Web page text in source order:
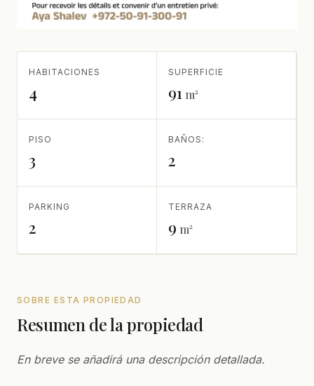
HABITACIONES
4
SUPERFICIE
91 m²
PISO
3
BAÑOS:
2
PARKING
2
TERRAZA
9 m²
SOBRE ESTA PROPIEDAD
Resumen de la propiedad
En breve se añadirá una descripción detallada.